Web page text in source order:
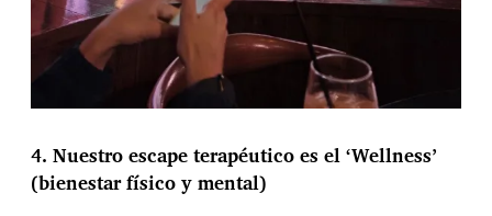
4. Nuestro escape terapéutico es el ‘Wellness’
(bienestar físico y mental)